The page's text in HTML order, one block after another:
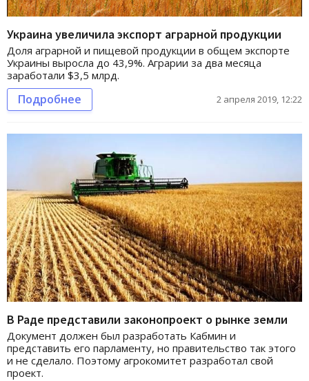
Украина увеличила экспорт аграрной продукции
Доля аграрной и пищевой продукции в общем экспорте
Украины выросла до 43,9%. Аграрии за два месяца
заработали $3,5 млрд.
Подробнее 2 апреля 2019, 12:22
В Раде представили законопроект о рынке земли
Документ должен был разработать Кабмин и
представить его парламенту, но правительство так этого
и не сделало. Поэтому агрокомитет разработал свой
проект.